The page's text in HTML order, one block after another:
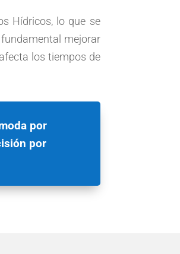
Hídricos, lo que se
fundamental mejorar
los tiempos de
por
por